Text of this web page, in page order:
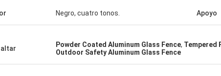
Negro, cuatro tonos. Apoyo
Powder Coated Aluminum Glass Fence, Tempered
Outdoor Safety Aluminum Glass Fence